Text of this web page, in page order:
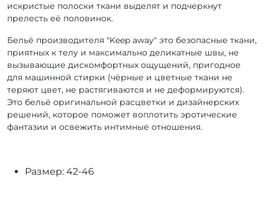
искристые полоски ткани выделят и подчеркнут
прелесть её половинок.
Бельё производителя "Keep away" это безопасные ткани,
приятных к телу и максимально деликатные швы, не
вызывающие дискомфортных ощущений, пригодное
для машинной стирки (чёрные и цветные ткани не
теряют цвет, не растягиваются и не деформируются).
Это бельё оригинальной расцветки и дизайнерских
решений, которое поможет воплотить эротические
фантазии и освежить интимные отношения.
Размер: 42-46